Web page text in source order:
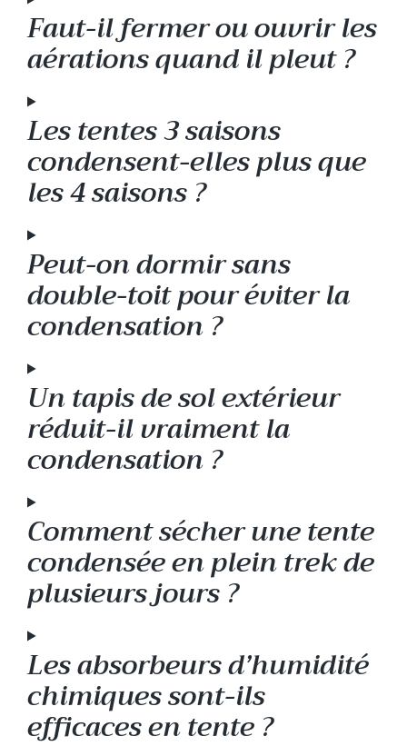
Faut-il fermer ou ouvrir les
aérations quand il pleut ?
Les tentes 3 saisons
condensent-elles plus que
les 4 saisons ?
Peut-on dormir sans
double-toit pour éviter la
condensation ?
Un tapis de sol extérieur
réduit-il vraiment la
condensation ?
Comment sécher une tente
condensée en plein trek de
plusieurs jours ?
Les absorbeurs d’humidité
chimiques sont-ils
efficaces en tente ?